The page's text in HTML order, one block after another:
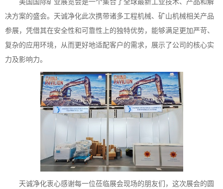
美国国际矿业展览会是一个集合了全球最新工业技术、产品和解
决方案的盛会。天诚净化此次携带诸多工程机械、矿山机械相关产品
参展，凭借其在安全性和可靠性上的独特优势，能够满足更加严苛、
复杂的应用环境，从而更好地适配客户的需求，展示了公司的核心实
力及影响力。
天诚净化衷心感谢每一位莅临展会现场的朋友们，这次展会的圆